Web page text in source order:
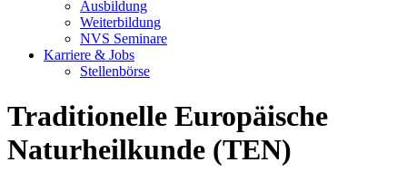
Ausbildung
Weiterbildung
NVS Seminare
Karriere & Jobs
Stellenbörse
Traditionelle Europäische
Naturheilkunde (TEN)